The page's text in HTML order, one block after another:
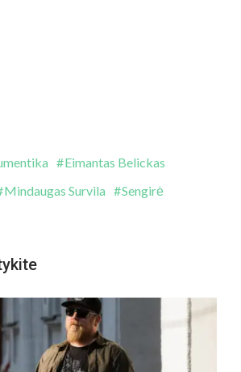
Eimantas Belickas
Mindaugas Survila Sengirė